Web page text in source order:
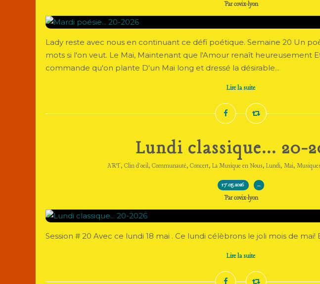
Par covix-lyon
Lady reste avec nous en continuant ce défi poétique. Semaine 20 Un
mots si l'on veut. Le Mai, Maintenant que l'Amour renaît heureusement
commande qu'on plante D'un Mai long et dressé la désirable...
Lire la suite
Lundi classique... 20-
ART, Clin d'oeil, Communauté, Concert, La Musique en Nous, Lundi, Mai,
17.05.2026 …
Par covix-lyon
Session # 20 Avec ce lundi 18 mai . Ce lundi célèbrons le joli mois de
Lire la suite